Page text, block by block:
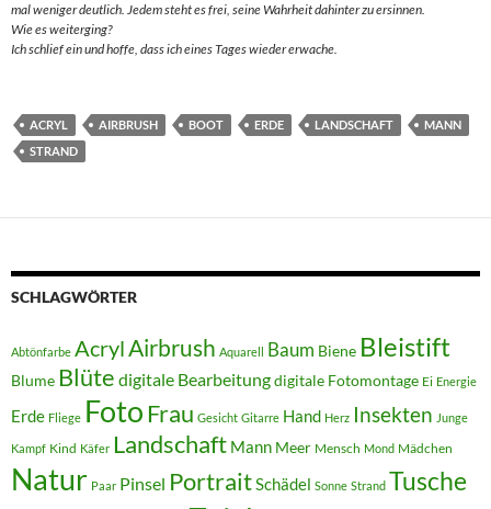
mal weniger deutlich. Jedem steht es frei, seine Wahrheit dahinter zu ersinnen.
Wie es weiterging?
Ich schlief ein und hoffe, dass ich eines Tages wieder erwache.
ACRYL AIRBRUSH BOOT ERDE LANDSCHAFT
MANN
STRAND
SCHLAGWÖRTER
Abtönfarbe AcrylAirbrush Aquarell Baum Biene Bleistift
Blume Blüte digitale Bearbeitungdigitale Fotomontage Ei Energie
Erde Fliege Foto Frau Gesicht Gitarre Hand Herz Insekten Junge
Kampf Kind Käfer Landschaft Mann Meer Mensch Mond Mädchen
Natur Paar Pinsel PortraitSchädel Sonne Strand Tusche